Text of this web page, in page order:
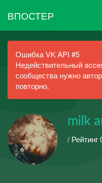
ВПОСТЕР
Ошибка VK API #5
Недействительный
сообщества нужно
повторно.
milk
/ Рейтинг